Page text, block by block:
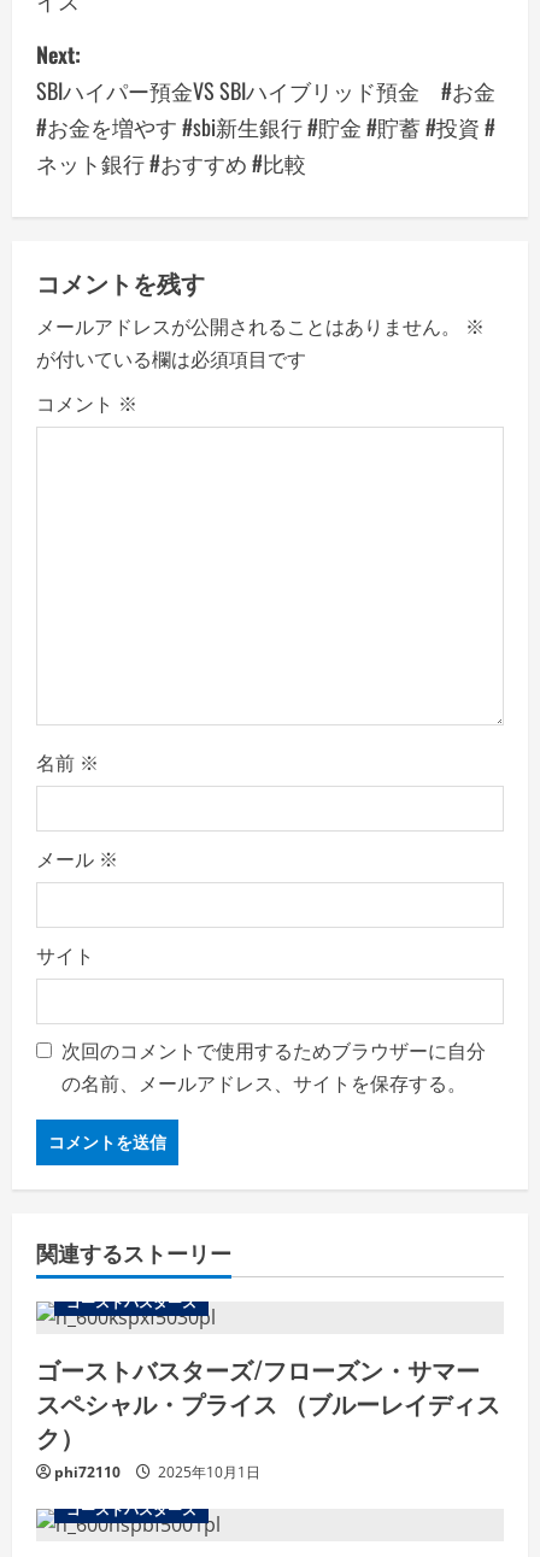
s
t
n
a
v
i
g
a
t
Next:
SBIハイパー預金VS SBIハイブリッド預金 #お金
#お金を増やす #sbi新生銀行 #貯金 #貯蓄 #投資 #
ネット銀行 #おすすめ #比較
コメントを残す
メールアドレスが公開されることはありません。
※
が付いている欄は必須項目です
コメント ※
名前 ※
メール ※
サイト
次回のコメントで使用するためブラウザーに自分
の名前、メールアドレス、サイトを保存する。
関連するストーリー
ゴーストバスターズ
ゴーストバスターズ/フローズン・サマー
スペシャル・プライス （ブルーレイディス
ク）
phi72110
2025年10月1日
ゴーストバスターズ